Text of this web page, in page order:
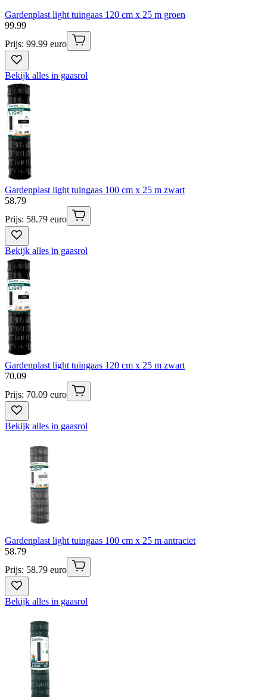
Gardenplast light tuingaas 120 cm x 25 m groen
99.99
Prijs: 99.99 euro
Bekijk alles in gaasrol
Gardenplast light tuingaas 100 cm x 25 m zwart
58.79
Prijs: 58.79 euro
Bekijk alles in gaasrol
Gardenplast light tuingaas 120 cm x 25 m zwart
70.09
Prijs: 70.09 euro
Bekijk alles in gaasrol
Gardenplast light tuingaas 100 cm x 25 m antraciet
58.79
Prijs: 58.79 euro
Bekijk alles in gaasrol